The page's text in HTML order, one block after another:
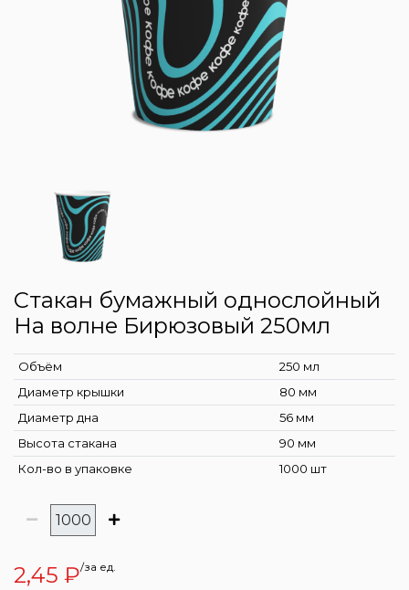
Стакан бумажный однослойный
На волне Бирюзовый 250мл
Объём
250 мл
Диаметр крышки
80 мм
Диаметр дна
56 мм
Высота стакана
90 мм
Кол-во в упаковке
1000 шт
2,45 ₽/за ед.